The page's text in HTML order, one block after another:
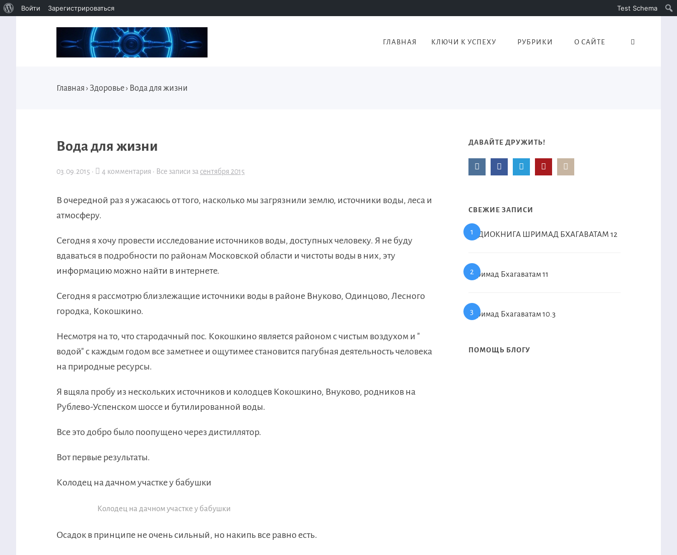
ГЛАВНАЯ КЛЮЧИ К УСПЕХУ РУБРИКИ О САЙТЕ
Главная › Здоровье› Вода для жизни
Вода для жизни
03.09.2015 · 4 комментария · Все записи за сентября 2015
В очередной раз я ужасаюсь от того, насколько мы загрязнили землю, источники воды, леса и
атмосферу.
Сегодня я хочу провести исследование источников воды, доступных человеку. Я не буду
вдаваться в подробности по районам Московской области и чистоты воды в них, эту
информацию можно найти в интернете.
Сегодня я рассмотрю близлежащие источники воды в районе Внуково, Одинцово, Лесного
городка, Кокошкино.
Несмотря на то, что стародачный пос. Кокошкино является районом с чистым воздухом и "
водой" с каждым годом все заметнее и ощутимее становится пагубная деятельность человека
на природные ресурсы.
Я вщяла пробу из нескольких источников и колодцев Кокошкино, Внуково, родников на
Рублево-Успенском шоссе и бутилированной воды.
Все это добро было поопущено через дистиллятор.
Вот первые результаты.
Колодец на дачном участке у бабушки
Колодец на дачном участке у бабушки
Осадок в принципе не очень сильный, но накипь все равно есть.
ДАВАЙТЕ ДРУЖИТЬ!
СВЕЖИЕ ЗАПИСИ
АУДИОКНИГА ШРИМАД БХАГАВАТАМ 12
Шримад Бхагаватам 11
Шримад Бхагаватам 10.3
ПОМОЩЬ БЛОГУ
Войти Зарегистрироваться Test Schema